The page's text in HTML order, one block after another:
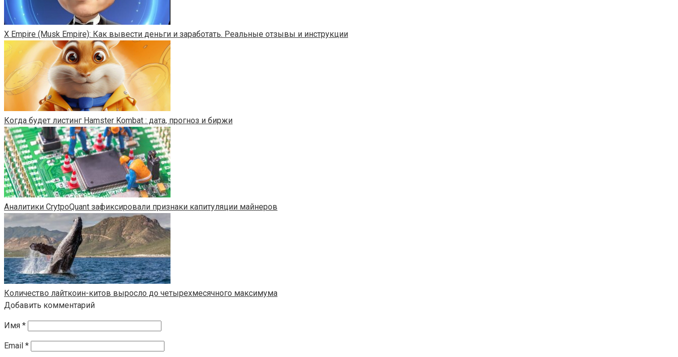
X Empire (Musk Empire): Как вывести деньги и заработать. Реальные отзывы и инструкции
Когда будет листинг Hamster Kombat : дата, прогноз и биржи
Аналитики CrytpoQuant зафиксировали признаки капитуляции майнеров
Количество лайткоин-китов выросло до четырехмесячного максимума
Добавить комментарий
Имя *
Email *